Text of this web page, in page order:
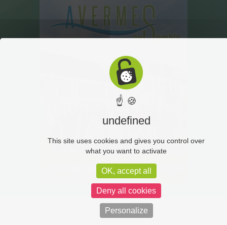
Marchés publics Vidéoprotection
☝ 🍪
undefined
This site uses cookies and gives you control over
what you want to activate
OK, accept all
Deny all cookies
Personalize